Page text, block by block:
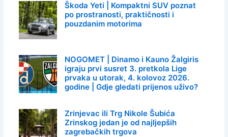
Škoda Yeti | Kompaktni SUV poznat
po prostranosti, praktičnosti i
pouzdanim motorima
NOGOMET | Dinamo i Kauno Žalgiris
igraju prvi susret 3. pretkola Lige
prvaka u utorak, 4. kolovoz 2026.
godine | Gdje gledati prijenos uživo?
Zrinjevac ili Trg Nikole Šubića
Zrinskog jedan je od najljepših
zagrebačkih trgova